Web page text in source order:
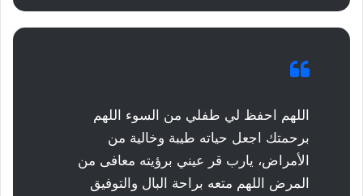
اللهم احفظ لي طفلي من السوء اللهم
برحمتك اجعل حياته طيبة وخالية من
الأمراض، يارب قر عيني برؤيته معافى من
المرض اللهم متعه براحة البال والتوفيق